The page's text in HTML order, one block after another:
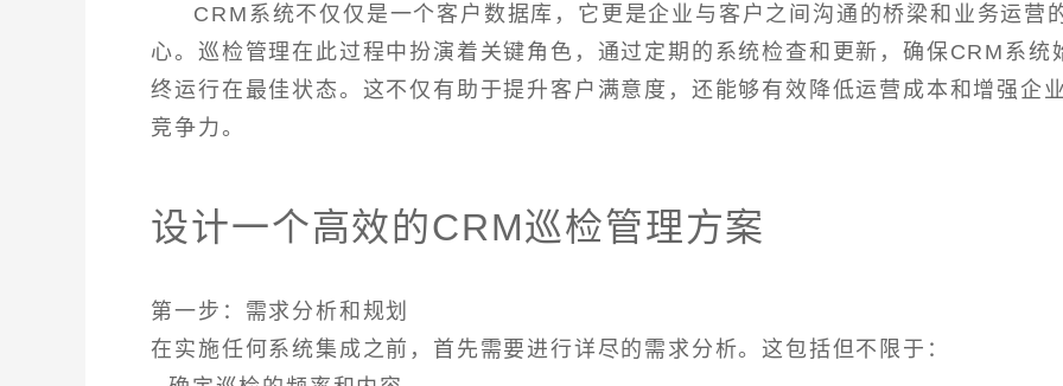
CRM系统不仅仅是一个客户数据库，它更是企业与客户之间沟通的桥梁和业务运营
心。巡检管理在此过程中扮演着关键角色，通过定期的系统检查和更新，确保CRM系统
终运行在最佳状态。这不仅有助于提升客户满意度，还能够有效降低运营成本和增强企
竞争力。
设计一个高效的CRM巡检管理方案
第一步：需求分析和规划
在实施任何系统集成之前，首先需要进行详尽的需求分析。这包括但不限于：